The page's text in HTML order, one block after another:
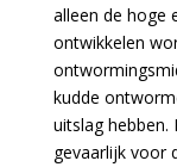
alleen de hoge
ontwikkelen
kudde
uitslag hebben.
gevaarlijk voor